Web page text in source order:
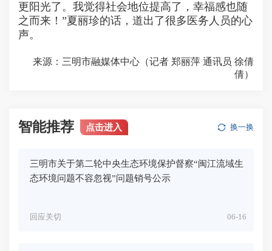
更阳光了。我觉得社会地位提高了，幸福感也随
之而来！”夏丽珍的话，道出了很多医务人员的心
声。
来源：三明市融媒体中心（记者 郑丽萍 通讯员 徐倩
倩）
智能推荐 点击进入 换一换
三明市关于第二轮中央生态环境保护督察“闽江流域生
态环境问题不容忽视”问题销号公示
06-16
回应关切